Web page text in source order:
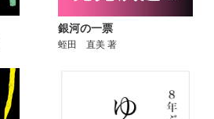
銀河の一票
蛭田 直美 著